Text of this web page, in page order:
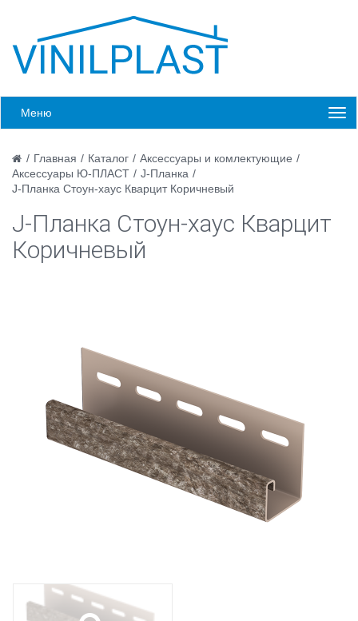
Меню
/ Главная / Каталог / Аксессуары и комлектующие /
Аксессуары Ю-ПЛАСТ / J-Планка /
J-Планка Стоун-хаус Кварцит Коричневый
J-Планка Стоун-хаус Кварцит
Коричневый